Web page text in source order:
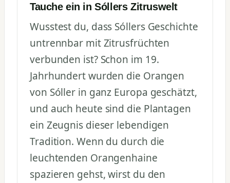
Tauche ein in Sóllers Zitruswelt
Wusstest du, dass Sóllers Geschichte
untrennbar mit Zitrusfrüchten
verbunden ist? Schon im 19.
Jahrhundert wurden die Orangen
von Sóller in ganz Europa geschätzt,
und auch heute sind die Plantagen
ein Zeugnis dieser lebendigen
Tradition. Wenn du durch die
leuchtenden Orangenhaine
spazieren gehst, wirst du den